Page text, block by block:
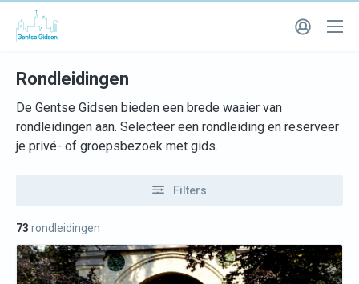
Rondleidingen
De Gentse Gidsen bieden een brede waaier van
rondleidingen aan. Selecteer een rondleiding en reserveer
je privé- of groepsbezoek met gids.
Filters
73 rondleidingen